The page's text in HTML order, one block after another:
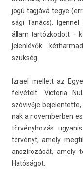
jogú tagjává tegye
sági Tanács).
állam tar­tózkodott –
jelen­lévők
szükség.
Iz­rael mel­lett az
felvételt. Vic­toria
szóvivője be­jelen­tette,
nak a novem­berb­en
törvényhozás
törvényt, amely
anszírozását, amely
Hatóságot.